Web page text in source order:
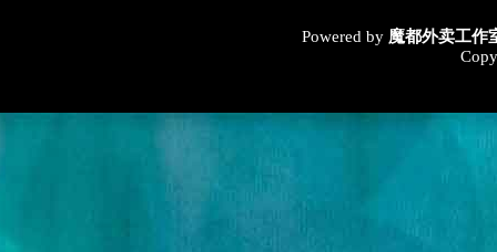
Powered by 魔都外卖工作